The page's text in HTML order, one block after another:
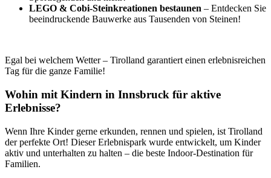
LEGO & Cobi-Steinkreationen bestaunen – Entdecken Sie
beeindruckende Bauwerke aus Tausenden von Steinen!
Egal bei welchem Wetter – Tirolland garantiert einen erlebnisreichen
Tag für die ganze Familie!
Wohin mit Kindern in Innsbruck für aktive
Erlebnisse?
Wenn Ihre Kinder gerne erkunden, rennen und spielen, ist Tirolland
der perfekte Ort! Dieser Erlebnispark wurde entwickelt, um Kinder
aktiv und unterhalten zu halten – die beste Indoor-Destination für
Familien.